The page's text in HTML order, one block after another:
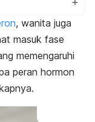
, wanita juga
masuk fase
memengaruhi
peran hormon